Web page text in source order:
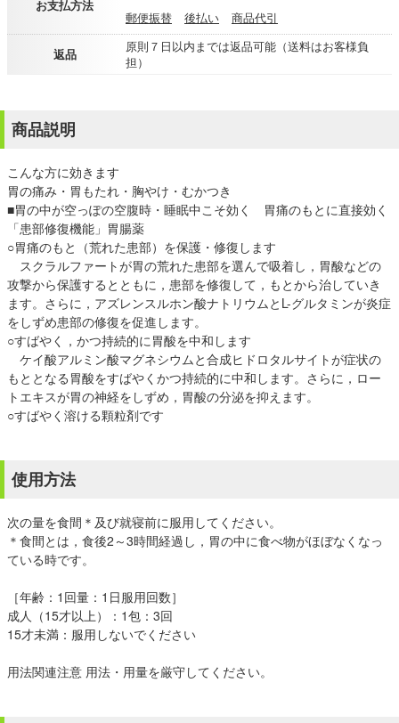
お支払方法
郵便振替
後払い 商品代引
返品
原則７日以内までは返品可能（送料はお客様負
担）
商品説明
こんな方に効きます
胃の痛み・胃もたれ・胸やけ・むかつき
■胃の中が空っぽの空腹時・睡眠中こそ効く 胃痛のもとに直接効く
「患部修復機能」胃腸薬
○胃痛のもと（荒れた患部）を保護・修復します
スクラルファートが胃の荒れた患部を選んで吸着し，胃酸などの
攻撃から保護するとともに，患部を修復して，もとから治していき
ます。さらに，アズレンスルホン酸ナトリウムとL-グルタミンが炎症
をしずめ患部の修復を促進します。
○すばやく，かつ持続的に胃酸を中和します
ケイ酸アルミン酸マグネシウムと合成ヒドロタルサイトが症状の
もととなる胃酸をすばやくかつ持続的に中和します。さらに，ロー
トエキスが胃の神経をしずめ，胃酸の分泌を抑えます。
○すばやく溶ける顆粒剤です
使用方法
次の量を食間＊及び就寝前に服用してください。
＊食間とは，食後2～3時間経過し，胃の中に食べ物がほぼなくなっ
ている時です。
［年齢：1回量：1日服用回数］
成人（15才以上）：1包：3回
15才未満：服用しないでください
用法関連注意 用法・用量を厳守してください。